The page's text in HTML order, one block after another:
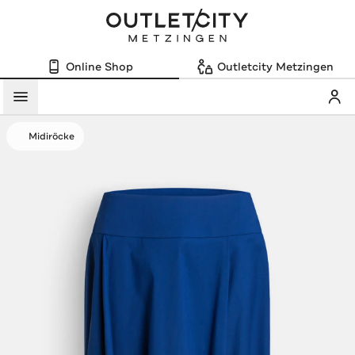
Online Shop Outletcity Metzingen
Menü
Midiröcke